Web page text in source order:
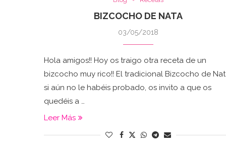
BIZCOCHO DE NATA
03/05/2018
Hola amigos!! Hoy os traigo otra receta de un
bizcocho muy rico!! El tradicional Bizcocho de
si aún no le habéis probado, os invito a que os
quedéis a …
Leer Más